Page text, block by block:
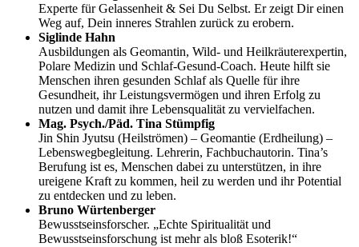
Experte für Gelassenheit & Sei Du Selbst. Er zeigt Dir einen
Weg auf, Dein inneres Strahlen zurück zu erobern.
Siglinde Hahn
Ausbildungen als Geomantin, Wild- und Heilkräuterexpertin,
Polare Medizin und Schlaf-Gesund-Coach. Heute hilft sie
Menschen ihren gesunden Schlaf als Quelle für ihre
Gesundheit, ihr Leistungsvermögen und ihren Erfolg zu
nutzen und damit ihre Lebensqualität zu vervielfachen.
Mag. Psych./Päd. Tina Stümpfig
Jin Shin Jyutsu (Heilströmen) – Geomantie (Erdheilung) –
Lebenswegbegleitung. Lehrerin, Fachbuchautorin. Tina’s
Berufung ist es, Menschen dabei zu unterstützen, in ihre
ureigene Kraft zu kommen, heil zu werden und ihr Potential
zu entdecken und zu leben.
Bruno Würtenberger
Bewusstseinsforscher. „Echte Spiritualität und
Bewusstseinsforschung ist mehr als bloß Esoterik!“